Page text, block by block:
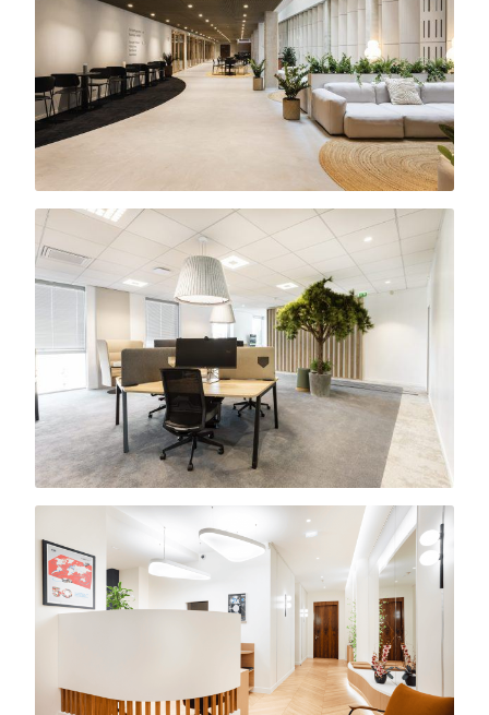
AG2R La Mondiale
3 000 m²
Rénovation · 11 000 m²